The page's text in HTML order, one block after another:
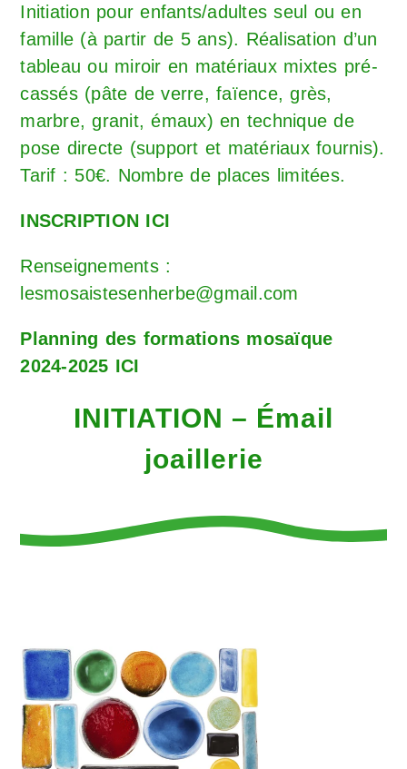
Initiation pour enfants/adultes seul ou en
famille (à partir de 5 ans). Réalisation d’un
tableau ou miroir en matériaux mixtes pré-
cassés (pâte de verre, faïence, grès,
marbre, granit, émaux) en technique de
pose directe (support et matériaux fournis).
Tarif : 50€. Nombre de places limitées.
INSCRIPTION ICI
Renseignements :
lesmosaistesenherbe@gmail.com
Planning des formations mosaïque
2024-2025 ICI
INITIATION – Émail
joaillerie